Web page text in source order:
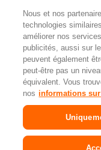
Restez en contact!
Facebook
http://
Paramètres des
FR IT
Nous et nos
technologies
améliorer nos
publicités, aussi sur
peuvent également
peut-être pas un
équivalent. Vous
nos informations